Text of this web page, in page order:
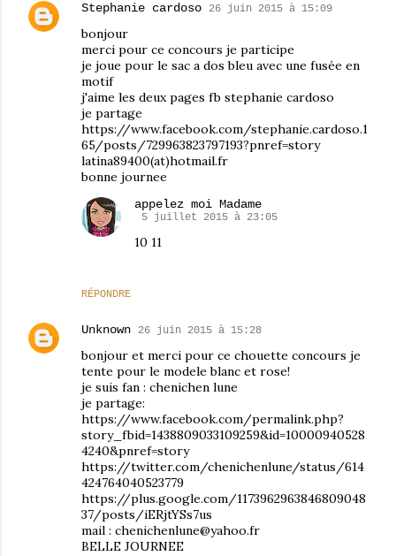
Stephanie cardoso 26 juin 2015 à 15:09
bonjour
merci pour ce concours je participe
je joue pour le sac a dos bleu avec une fusée en
motif
j'aime les deux pages fb stephanie cardoso
je partage
https://www.facebook.com/stephanie.cardoso.1
65/posts/729963823797193?pnref=story
latina89400(at)hotmail.fr
bonne journee
RÉPONDRE
appelez moi Madame
5 juillet 2015 à 23:05
10 11
Unknown 26 juin 2015 à 15:28
bonjour et merci pour ce chouette concours je
tente pour le modele blanc et rose!
je suis fan : chenichen lune
je partage:
https://www.facebook.com/permalink.php?
story_fbid=1438809033109259&id=10000940528
4240&pnref=story
https://twitter.com/chenichenlune/status/614
424764040523779
https://plus.google.com/1173962963846809048
37/posts/iERjtYSs7us
mail : chenichenlune@yahoo.fr
BELLE JOURNEE